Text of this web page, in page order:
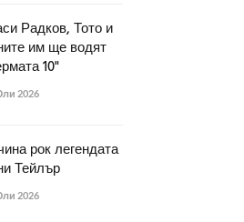
Радков, Тото и
им ще водят
10"
2026
рок легендата
Тейлър
2026